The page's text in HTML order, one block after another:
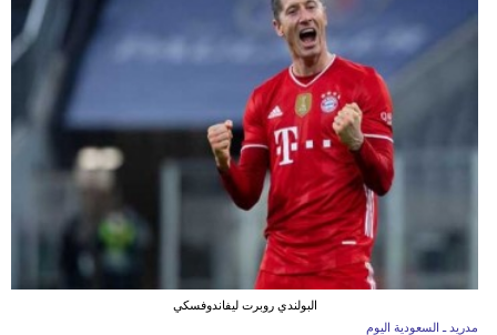
البولندي روبرت ليفاندوفسكي
مدريد ـ السعودية اليوم